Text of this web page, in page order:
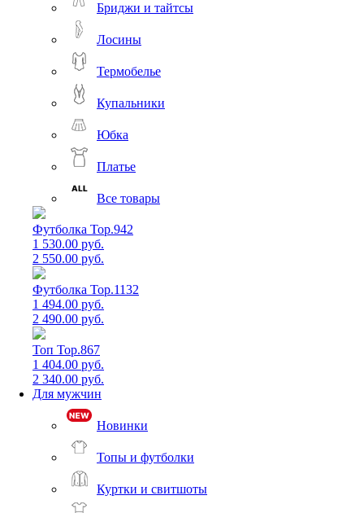
Бриджи и тайтсы
Лосины
Термобелье
Купальники
Юбка
Платье
Все товары
Футболка Top.942
1 530.00 руб.
2 550.00 руб.
Футболка Top.1132
1 494.00 руб.
2 490.00 руб.
Топ Top.867
1 404.00 руб.
2 340.00 руб.
Для мужчин
Новинки
Топы и футболки
Куртки и свитшоты